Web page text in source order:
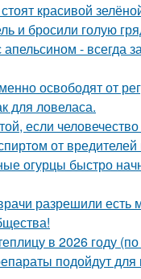
красивой
и бросили голую
- всегда
освободят от
для ловеласа.
если
от вредителей
огурцы быстро
разрешили есть
в 2026 году
подойдут